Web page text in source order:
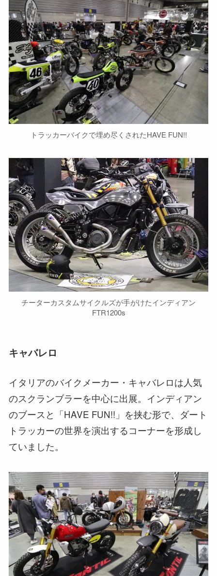
トラッカーバイクで埋め尽くされたHAVE FUN!!
チーターカスタムサイクルズが手がけたインディアン
FTR1200s
キャバレロ
イタリアのバイクメーカー・キャバレロは人気
のスクランブラーを中心に出展。インディアン
のブースと「HAVE FUN!!」を挟む形で、ダート
トラッカーの世界を演出するコーナーを形成し
ていました。